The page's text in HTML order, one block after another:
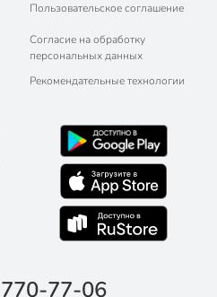
Пользовательское соглашение
Согласие на обработку
персональных данных
Рекомендательные технологии
77-06